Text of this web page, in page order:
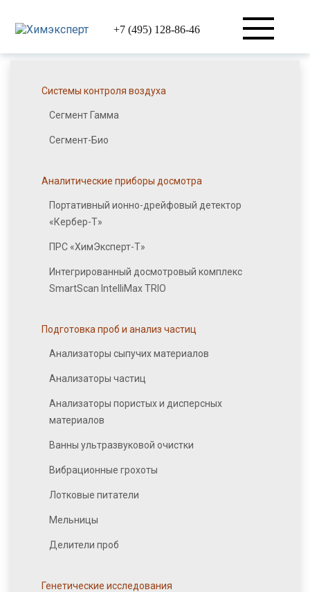
+7 (495) 128-86-46
Системы контроля воздуха
Сегмент Гамма
Сегмент-Био
Аналитические приборы досмотра
Портативный ионно-дрейфовый детектор
«Кербер-Т»
ПРС «ХимЭксперт-Т»
Интегрированный досмотровый комплекс
SmartScan IntelliMax TRIO
Подготовка проб и анализ частиц
Анализаторы сыпучих материалов
Анализаторы частиц
Анализаторы пористых и дисперсных
материалов
Ванны ультразвуковой очистки
Вибрационные грохоты
Лотковые питатели
Мельницы
Делители проб
Генетические исследования